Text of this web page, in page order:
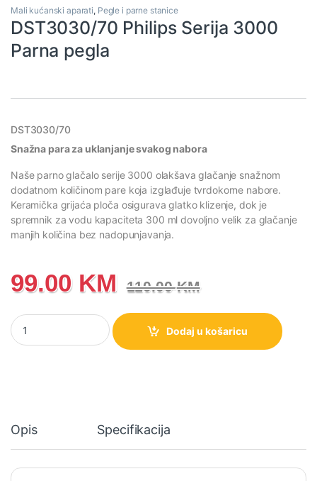
Mali kućanski aparati, Pegle i parne stanice
DST3030/70 Philips Serija 3000
Parna pegla
DST3030/70
Snažna para za uklanjanje svakog nabora
Naše parno glačalo serije 3000 olakšava glačanje snažnom
dodatnom količinom pare koja izglađuje tvrdokorne nabore.
Keramička grijaća ploča osigurava glatko klizenje, dok je
spremnik za vodu kapaciteta 300 ml dovoljno velik za glačanje
manjih količina bez nadopunjavanja.
99.00 KM 110.00KM
DST3030/70 Philips Serija 3000 Parna pegla količina
Dodaj u košaricu
Opis Specifikacija